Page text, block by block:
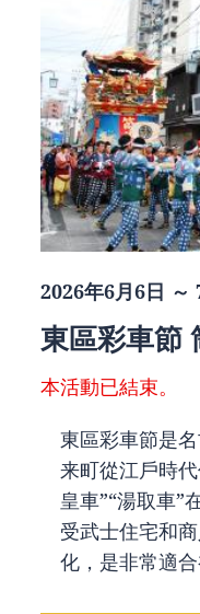
2026年6月6日 ～
東區彩車節
本活動已結束。
東區彩車節是
来町從江戶時
皇車”“湯取車”
受武士住宅和
化，是非常適合